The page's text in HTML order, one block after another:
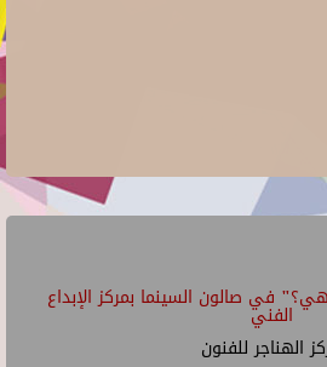
في صالون السينما بمركز الإبداع
الفني
الهناجر للفنون